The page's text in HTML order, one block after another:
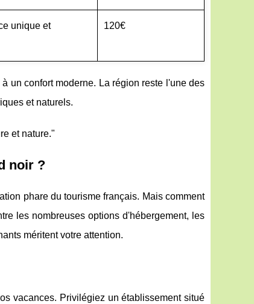
unique et
120€
un confort moderne. La région reste l'une des
et naturels.
et nature."
noir ?
phare du tourisme français. Mais comment
les nombreuses options d'hébergement, les
méritent votre attention.
vacances. Privilégiez un établissement situé